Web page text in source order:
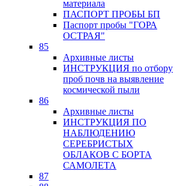
материала
ПАСПОРТ ПРОБЫ БП
Паспорт пробы "ГОРА
ОСТРАЯ"
85
Архивные листы
ИНСТРУКЦИЯ по отбору
проб почв на выявление
космической пыли
86
Архивные листы
ИНСТРУКЦИЯ ПО
НАБЛЮДЕНИЮ
СЕРЕБРИСТЫХ
ОБЛАКОВ С БОРТА
САМОЛЕТА
87